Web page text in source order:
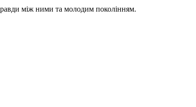
між ними та молодим поколінням.